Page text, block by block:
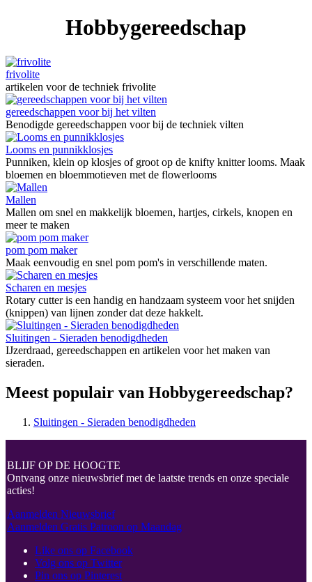
Hobbygereedschap
frivolite
artikelen voor de techniek frivolite
gereedschappen voor bij het vilten
Benodigde gereedschappen voor bij de techniek vilten
Looms en punnikklosjes
Punniken, klein op klosjes of groot op de knifty knitter looms. Maak
bloemen en bloemmotieven met de flowerlooms
Mallen
Mallen om snel en makkelijk bloemen, hartjes, cirkels, knopen en
meer te maken
pom pom maker
Maak eenvoudig en snel pom pom's in verschillende maten.
Scharen en mesjes
Rotary cutter is een handig en handzaam systeem voor het snijden
(knippen) van lijnen zonder dat deze hakkelt.
Sluitingen - Sieraden benodigdheden
IJzerdraad, gereedschappen en artikelen voor het maken van
sieraden.
Meest populair van Hobbygereedschap?
Sluitingen - Sieraden benodigdheden
BLIJF OP DE HOOGTE
Ontvang onze nieuwsbrief met de laatste trends en onze speciale
acties!
Aanmelden Nieuwsbrief
Aanmelden Gratis Patroon op Maandag
Like ons op Facebook
Volg ons op Twitter
Pin ons op Pinterest